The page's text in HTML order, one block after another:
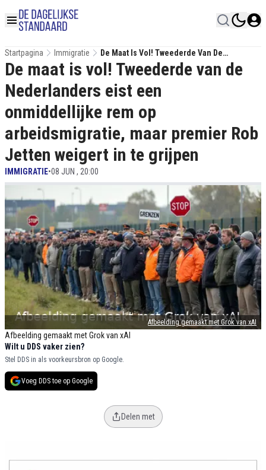
Startpagina Immigratie
De Maat Is Vol! Tweederde Van De
Nederlanders Eist Een Onmiddellijke Rem
Op Arbeidsmigratie, Maar Premier Rob
Jetten Weigert In Te Grijpen
Afbeelding gemaakt met Grok van xAI
Afbeelding gemaakt met Grok van xAI
De maat is vol! Tweederde van de
Nederlanders eist een
onmiddellijke rem op
arbeidsmigratie, maar premier Rob
Jetten weigert in te grijpen
IMMIGRATIE•08 JUN , 20:00
Wilt u DDS vaker zien?
Stel DDS in als voorkeursbron op Google.
Voeg DDS toe op Google
Delen met